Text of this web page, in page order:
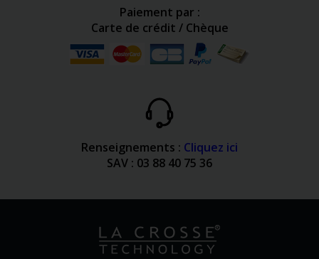
Paiement par :
Carte de crédit / Chèque
Renseignements : Cliquez ici
SAV : 03 88 40 75 36